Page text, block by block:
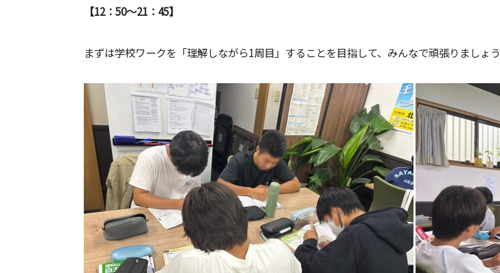
【12：50〜21：45】
まずは学校ワークを「理解しながら1周目」することを目指して、みんなで頑張りましょう